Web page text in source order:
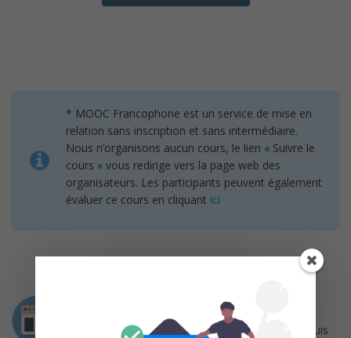
* MOOC Francophone est un service de mise en
relation sans inscription et sans intermédiaire.
Nous n’organisons aucun cours, le lien « Suivre le
cours » vous redirige vers la page web des
organisateurs. Les participants peuvent également
évaluer ce cours en cliquant ici
Pascal Ideest prêtre du diocèse de Paris depuis